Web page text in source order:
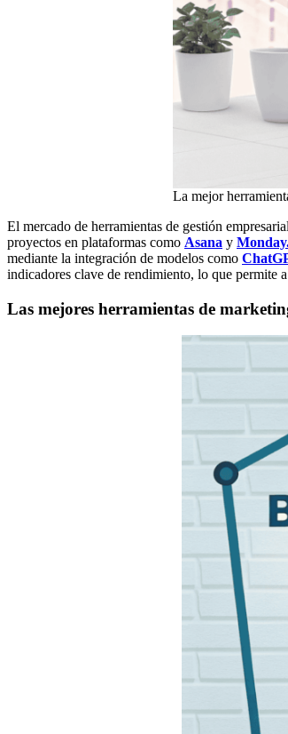
La mejor
El mercado de herramientas de gestión
proyectos en plataformas como Asana y
mediante la integración de modelos como
indicadores clave de rendimiento, lo que permite
Las mejores herramientas de